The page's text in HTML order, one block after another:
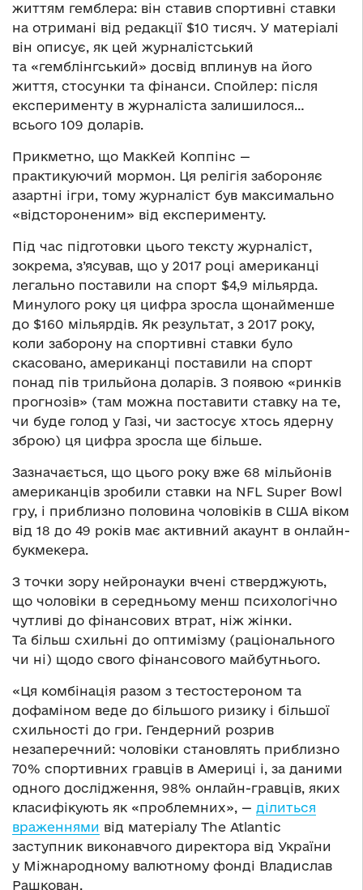
життям гемблера: він ставив спортивні ставки
на отримані від редакції $10 тисяч. У матеріалі
він описує, як цей журналістський
та «гемблінгський» досвід вплинув на його
життя, стосунки та фінанси. Спойлер: після
експерименту в журналіста залишилося…
всього 109 доларів.
Прикметно, що МакКей Коппінс —
практикуючий мормон. Ця релігія забороняє
азартні ігри, тому журналіст був максимально
«відстороненим» від експерименту.
Під час підготовки цього тексту журналіст,
зокрема, з’ясував, що у 2017 році американці
легально поставили на спорт $4,9 мільярда.
Минулого року ця цифра зросла щонайменше
до $160 мільярдів. Як результат, з 2017 року,
коли заборону на спортивні ставки було
скасовано, американці поставили на спорт
понад пів трильйона доларів. З появою «ринків
прогнозів» (там можна поставити ставку на те,
чи буде голод у Газі, чи застосує хтось ядерну
зброю) ця цифра зросла ще більше.
Зазначається, що цього року вже 68 мільйонів
американців зробили ставки на NFL Super Bowl
гру, і приблизно половина чоловіків в США віком
від 18 до 49 років має активний акаунт в онлайн-
букмекера.
З точки зору нейронауки вчені стверджують,
що чоловіки в середньому менш психологічно
чутливі до фінансових втрат, ніж жінки.
Та більш схильні до оптимізму (раціонального
чи ні) щодо свого фінансового майбутнього.
«Ця комбінація разом з тестостероном та
дофаміном веде до більшого ризику і більшої
схильності до гри. Гендерний розрив
незаперечний: чоловіки становлять приблизно
70% спортивних гравців в Америці і, за даними
одного дослідження, 98% онлайн-гравців, яких
класифікують як «проблемних», — ділиться
враженнями від матеріалу The Atlantic
заступник виконавчого директора від України
у Міжнародному валютному фонді Владислав
Рашкован.